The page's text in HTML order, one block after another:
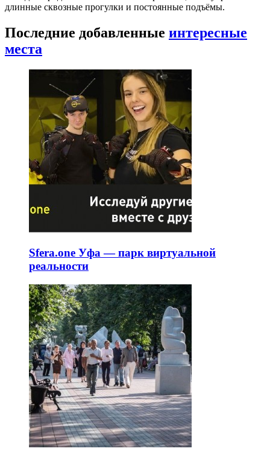
длинные сквозные прогулки и постоянные подъёмы.
Последние добавленные интересные
места
Sfera.one Уфа — парк виртуальной
реальности